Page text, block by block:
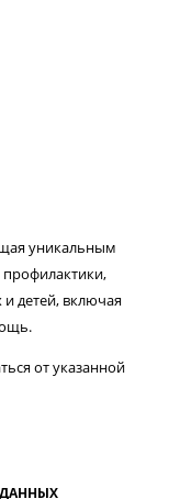
уникальным
детей, включая
от указанной